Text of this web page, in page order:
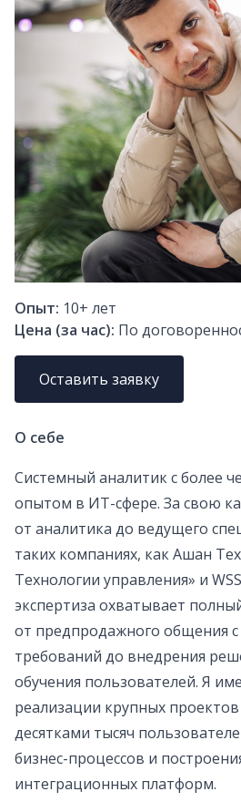
Опыт: 10+ лет
Цена (за час): По
Оставить заявку
О себе
Системный аналитик с более
опытом в ИТ-сфере. За свою
от аналитика до ведущего
таких компаниях, как Ашан
Технологии управления» и
экспертиза охватывает
от предпродажного общения с
требований до внедрения
обучения пользователей. Я
реализации крупных
десятками тысяч
бизнес-процессов и
интеграционных платформ.